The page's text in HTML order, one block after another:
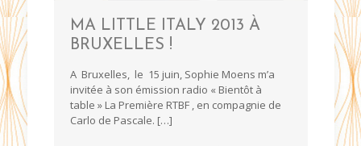
MA LITTLE ITALY 2013 À
BRUXELLES !
A Bruxelles, le 15 juin, Sophie Moens m’a
invitée à son émission radio « Bientôt à
table » La Première RTBF , en compagnie de
Carlo de Pascale. […]